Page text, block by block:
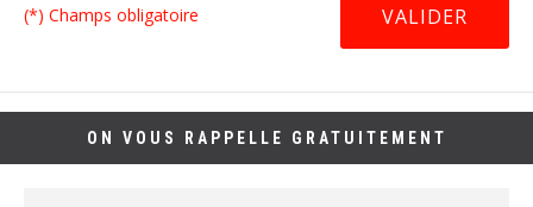
(*) Champs obligatoire
ON VOUS RAPPELLE GRATUITEMENT